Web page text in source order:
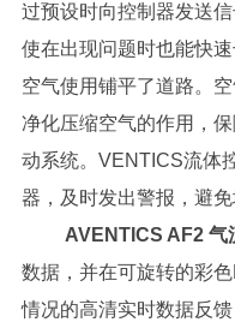
过预设时向控制器发送
使在出现问题时也能快
空气使用铺平了道路。
净化压缩空气的作用，
动系统。VENTICS流体
器，及时发出警报，避
AVENTICS AF2 气
数据，并在可旋转的彩
情况的高清实时数据反